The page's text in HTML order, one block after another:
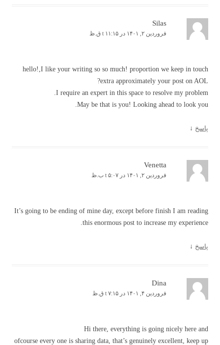
Silas
فروردین ۲, ۱۴۰۱ در t ۱۱:۱۵ ق.ظ
hello!,I like your writing so so much! proportion we keep in touch
extra approximately your post on AOL?
I require an expert in this space to resolve my problem.
May be that is you! Looking ahead to look you.
پاسخ ↓
Venetta
فروردین ۲, ۱۴۰۱ در t ۵:۰۷ ب.ظ
It’s going to be ending of mine day, except before finish I am reading
this enormous post to increase my experience.
پاسخ ↓
Dina
فروردین ۴, ۱۴۰۱ در t ۷:۱۵ ق.ظ
Hi there, everything is going nicely here and
ofcourse every one is sharing data, that’s genuinely excellent, keep up